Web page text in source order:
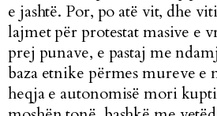
e jashtë. Por, po atë vit, dhe
lajmet për protestat masive e
prej punave, e pastaj me
baza etnike përmes mureve e
heqja e autonomisë mori